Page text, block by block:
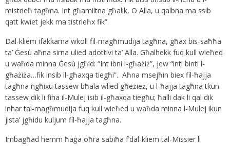
mistrieħ tagħna. Int għamiltna għalik, O Alla, u qalbna ma ssib
qatt kwiet jekk ma tistrieħx fik”.
Dal-kliem ifakkarna wkoll fil-magħmudija tagħna, għax bis-saħħa
ta’ Ġesù aħna sirna ulied adottivi ta’ Alla. Għalhekk fuq kull wieħed
u waħda minna Ġesù jgħid: “Int ibni l-għażiż”, jew “inti binti l-
għażiża…fik insib il-għaxqa tiegħi”. Aħna msejħin biex fil-ħajja
tagħna ngħixu tassew bħala wlied għeżież, u l-ħajja tagħna tkun
tassew dik li fiha il-Mulej isib il-għaxqa tiegħu; ħalli dak li qal dik
inhar tal-magħmudija fuq kull wieħed u waħda minna l-Mulej ikun
jista’ jgħidu kuljum fil-ħajja tagħna.
Imbagħad hemm ħaġa oħra sabiħa f’dal-kliem tal-Missier li